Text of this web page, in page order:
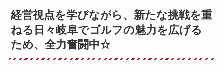
経営視点を学びながら、新たな挑戦を重
ねる日々岐阜でゴルフの魅力を広げる
ため、全力奮闘中☆